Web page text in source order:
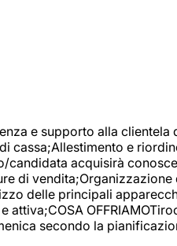
e supporto alla
cassa;Allestimento e
candidata acquisirà
di
delle principali
attiva;COSA
secondo la